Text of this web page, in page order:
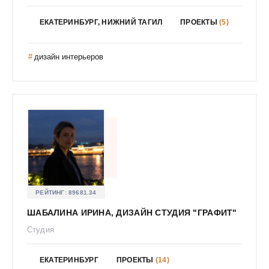
Муравьева Ксения
Нагорных Александра Михайловна
Назаркулиева Маргарита Сергеевна
Наталья Старостина
Наталья Храмцова
Наташа Бердникова
Наумов Денис Алексеевич
Немченок Алёна Николаевна
Нечаева Екатерина Андреевна
ЕКАТЕРИНБУРГ, НИЖНИЙ ТАГИЛ ПРОЕКТЫ(5)
дизайн интерьеров
РЕЙТИНГ:89681.34
ШАБАЛИНА ИРИНА, ДИЗАЙН СТУДИЯ "ГРАФИТ"
Студия
ЕКАТЕРИНБУРГ ПРОЕКТЫ (14)